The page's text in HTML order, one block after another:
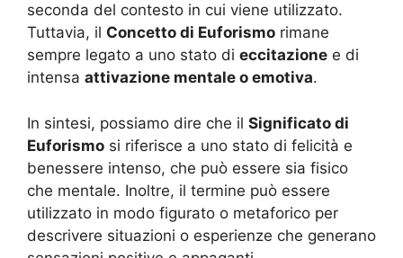
seconda del contesto in cui viene utilizzato.
Tuttavia, il Concetto di Euforismo rimane
sempre legato a uno stato di eccitazione e di
intensa attivazione mentale o emotiva.
In sintesi, possiamo dire che il Significato di
Euforismo si riferisce a uno stato di felicità e
benessere intenso, che può essere sia fisico
che mentale. Inoltre, il termine può essere
utilizzato in modo figurato o metaforico per
descrivere situazioni o esperienze che generano